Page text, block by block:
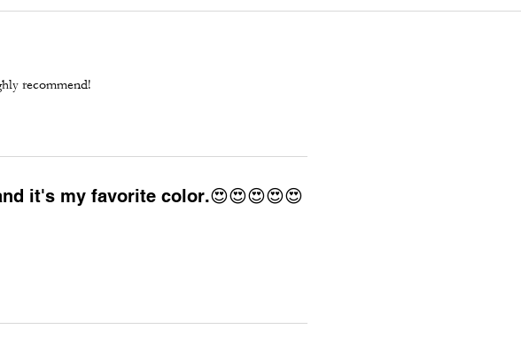
recommend!
it's my favorite color.😍😍😍😍😍